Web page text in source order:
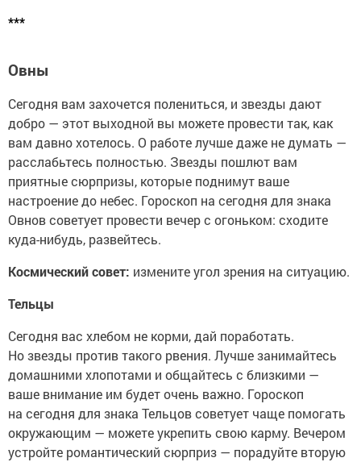
***
Овны
Сегодня вам захочется полениться, и звезды дают
добро — этот выходной вы можете провести так, как
вам давно хотелось. О работе лучше даже не думать —
расслабьтесь полностью. Звезды пошлют вам
приятные сюрпризы, которые поднимут ваше
настроение до небес. Гороскоп на сегодня для знака
Овнов советует провести вечер с огоньком: сходите
куда-нибудь, развейтесь.
Космический совет: измените угол зрения на ситуацию.
Тельцы
Сегодня вас хлебом не корми, дай поработать.
Но звезды против такого рвения. Лучше занимайтесь
домашними хлопотами и общайтесь с близкими —
ваше внимание им будет очень важно. Гороскоп
на сегодня для знака Тельцов советует чаще помогать
окружающим — можете укрепить свою карму. Вечером
устройте романтический сюрприз — порадуйте вторую